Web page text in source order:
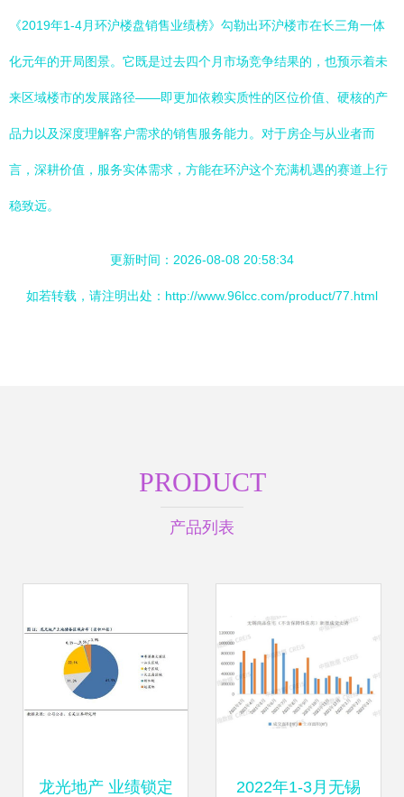
《2019年1-4月环沪楼盘销售业绩榜》勾勒出环沪楼市在长三角一体
化元年的开局图景。它既是过去四个月市场竞争结果的，也预示着未
来区域楼市的发展路径——即更加依赖实质性的区位价值、硬核的产
品力以及深度理解客户需求的销售服务能力。对于房企与从业者而
言，深耕价值，服务实体需求，方能在环沪这个充满机遇的赛道上行
稳致远。
更新时间：2026-08-08 20:58:34
如若转载，请注明出处：http://www.96lcc.com/product/77.html
PRODUCT
产品列表
龙光地产 业绩锁定 2022年1-3月无锡